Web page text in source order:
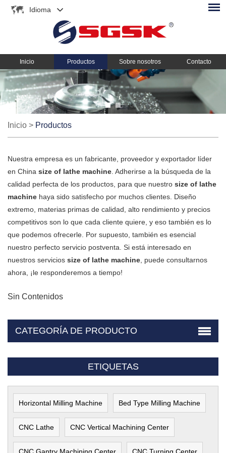
Idioma
Inicio Productos Sobre nosotros Contacto
Inicio > Productos
Nuestra empresa es un fabricante, proveedor y exportador líder
en China size of lathe machine . Adherirse a la búsqueda de la
calidad perfecta de los productos, para que nuestro size of lathe
machine haya sido satisfecho por muchos clientes. Diseño
extremo, materias primas de calidad, alto rendimiento y precios
competitivos son lo que cada cliente quiere, y eso también es lo
que podemos ofrecerle. Por supuesto, también es esencial
nuestro perfecto servicio postventa. Si está interesado en
nuestros servicios size of lathe machine , puede consultarnos
ahora, ¡le responderemos a tiempo!
Sin Contenidos
CATEGORÍA DE PRODUCTO
ETIQUETAS
Horizontal Milling Machine Bed Type Milling Machine
CNC Lathe CNC Vertical Machining Center
CNC Gantry Machining Center CNC Turning Center